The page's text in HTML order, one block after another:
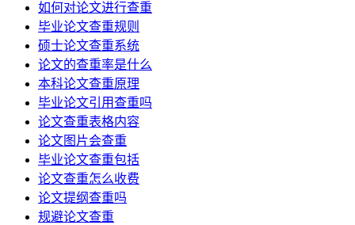
如何对论文进行查重
毕业论文查重规则
硕士论文查重系统
论文的查重率是什么
本科论文查重原理
毕业论文引用查重吗
论文查重表格内容
论文图片会查重
毕业论文查重包括
论文查重怎么收费
论文提纲查重吗
规避论文查重